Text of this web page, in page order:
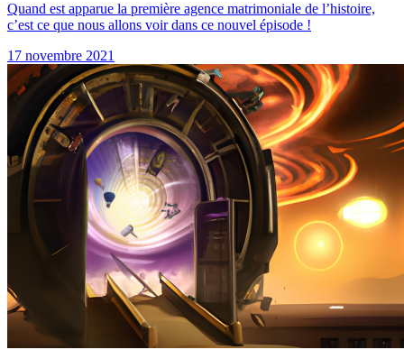
Quand est apparue la première agence matrimoniale de l’histoire,
c’est ce que nous allons voir dans ce nouvel épisode !
17 novembre 2021